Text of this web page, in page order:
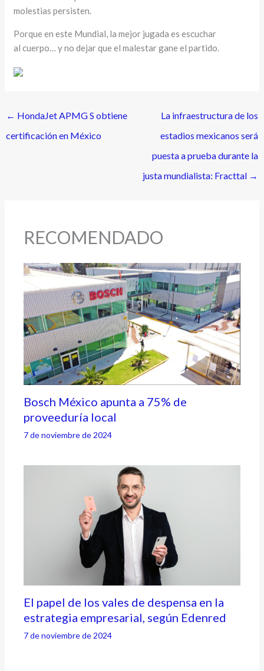
molestias persisten.
Porque en este Mundial, la mejor jugada es escuchar
al cuerpo… y no dejar que el malestar gane el partido.
← HondaJet APMG S obtiene
certificación en México
La infraestructura de los
estadios mexicanos será
puesta a prueba durante la
justa mundialista: Fracttal →
RECOMENDADO
Bosch México apunta a 75% de
proveeduría local
7 de noviembre de 2024
El papel de los vales de despensa en la
estrategia empresarial, según Edenred
7 de noviembre de 2024